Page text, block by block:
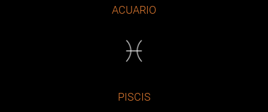
ACUARIO
PISCIS